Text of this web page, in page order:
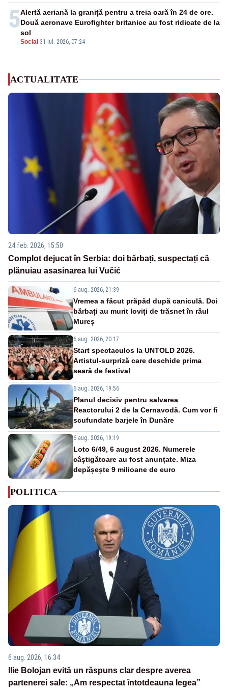
5
Social -31 iul. 2026, 07:24
Alertă aeriană la graniță pentru a treia oară în 24 de ore.
Două aeronave Eurofighter britanice au fost ridicate de la
sol
ACTUALITATE
24 feb. 2026, 15:50
Complot dejucat în Serbia: doi bărbați, suspectați că
plănuiau asasinarea lui Vučić
6 aug. 2026, 21:39
Vremea a făcut prăpăd după caniculă. Doi
bărbați au murit loviți de trăsnet în râul
Mureș
6 aug. 2026, 20:17
Start spectaculos la UNTOLD 2026.
Artistul-surpriză care deschide prima
seară de festival
6 aug. 2026, 19:56
Planul decisiv pentru salvarea
Reactorului 2 de la Cernavodă. Cum vor fi
scufundate barjele în Dunăre
6 aug. 2026, 19:19
Loto 6/49, 6 august 2026. Numerele
câștigătoare au fost anunțate. Miza
depășește 9 milioane de euro
POLITICA
6 aug. 2026, 16:34
Ilie Bolojan evită un răspuns clar despre averea
partenerei sale: „Am respectat întotdeauna legea”